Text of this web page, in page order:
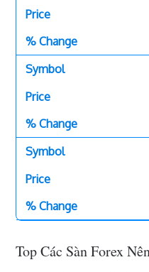
Top Các Sàn Forex